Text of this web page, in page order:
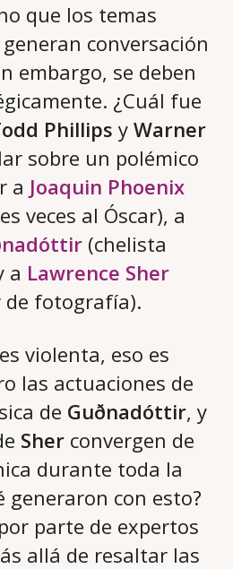
que los temas
conversación
embargo, se deben
¿Cuál fue
Phillips yWarner
sobre un polémico
a Joaquin Phoenix
veces al Óscar), a
(chelista
a Lawrence Sher
de fotografía).
violenta, eso es
las actuaciones de
de Guðnadóttir, y
Sher convergen de
durante toda la
generaron con esto?
parte de expertos
allá de resaltar las